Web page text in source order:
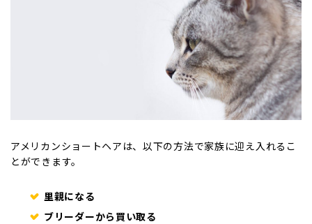
アメリカンショートヘアは、以下の方法で家族に迎え入れるこ
とができます。
里親になる
ブリーダーから買い取る